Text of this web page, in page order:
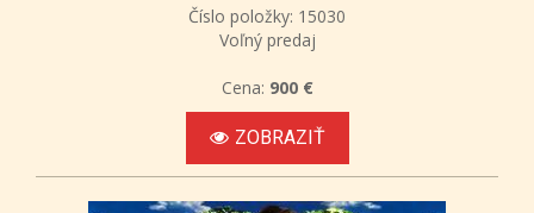
Číslo položky: 15030
Voľný predaj
Cena: 900 €
ZOBRAZIŤ